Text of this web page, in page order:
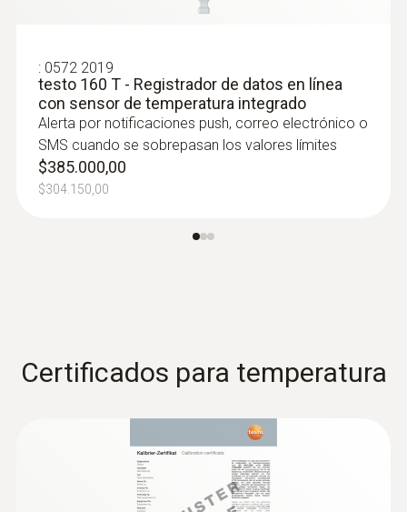
: 0572 2019
testo 160 T - Registrador de datos en línea
con sensor de temperatura integrado
Alerta por notificaciones push, correo electrónico o
SMS cuando se sobrepasan los valores límites
$385.000,00
$304.150,00
Certificados para temperatura